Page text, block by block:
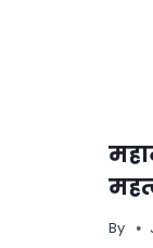
By